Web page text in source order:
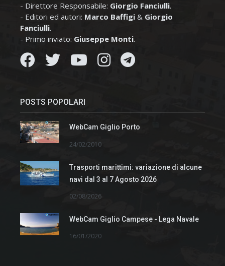
- Direttore Responsabile: Giorgio Fanciulli.
- Editori ed autori: Marco Baffigi & Giorgio
Fanciulli.
- Primo inviato: Giuseppe Monti.
POSTS POPOLARI
WebCam Giglio Porto
24/02/2010
Trasporti marittimi: variazione di alcune
navi dal 3 al 7 Agosto 2026
02/08/2026
WebCam Giglio Campese - Lega Navale
16/01/2020